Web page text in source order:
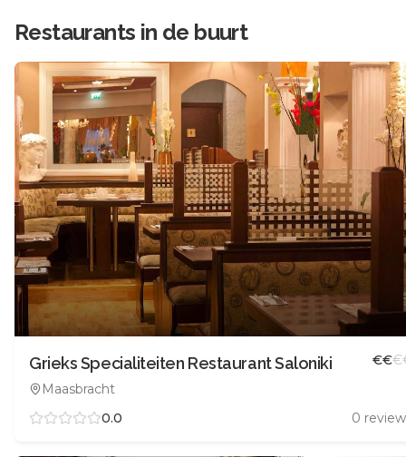
Restaurants in de buurt
Grieks Specialiteiten Restaurant Saloniki
Maasbracht
€€€
0.0 0